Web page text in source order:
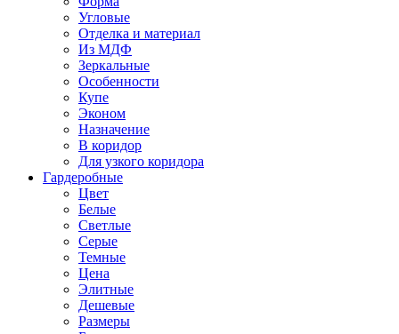
Угловые
Отделка и материал
Из МДФ
Зеркальные
Особенности
Купе
Эконом
Назначение
В коридор
Для узкого коридора
Гардеробные
Цвет
Белые
Светлые
Серые
Темные
Цена
Элитные
Дешевые
Размеры